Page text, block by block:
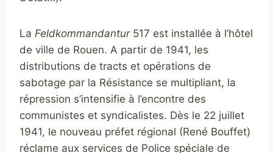
La Feldkommandantur517 est installée à l’hôtel
de ville de Rouen. A partir de 1941, les
distributions de tracts et opérations de
sabotage par la Résistance se multipliant, la
répression s’intensifie à l’encontre des
communistes et syndicalistes. Dès le 22 juillet
1941, le nouveau préfet régional (René Bouffet)
réclame aux services de Police spéciale de